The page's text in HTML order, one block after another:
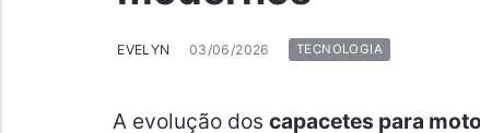
EVELYN 03/06/2026 TECNOLOGIA
A evolução dos capacetes para